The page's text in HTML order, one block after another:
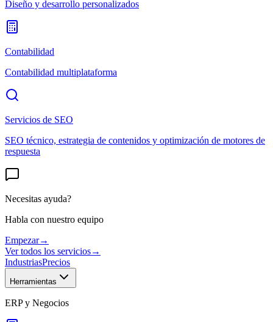
Diseño y desarrollo personalizados
Contabilidad
Contabilidad multiplataforma
Servicios de SEO
SEO técnico, estrategia de contenidos y optimización de motores de
respuesta
Necesitas ayuda?
Habla con nuestro equipo
Empezar→
Ver todos los servicios→
IndustriasPrecios
Herramientas
ERP y Negocios